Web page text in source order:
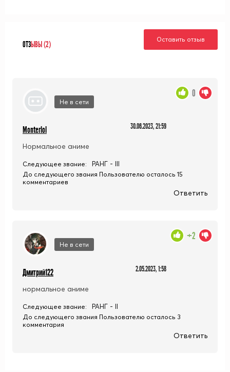
ОТЗЫВЫ (2)
Оставить отзыв
Не в сети
Monterlol 30.06.2023, 21:59
Нормальное аниме
0
Следующее звание: РАНГ - III
До следующего звания Пользователю осталось 15
комментариев
Ответить
Не в сети
Дмитрий122 2.05.2023, 1:58
нормальное аниме
+2
Следующее звание: РАНГ - II
До следующего звания Пользователю осталось 3
комментария
Ответить